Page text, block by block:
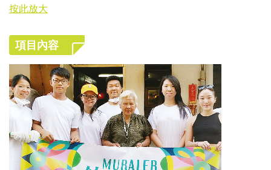
按此放大
項目內容